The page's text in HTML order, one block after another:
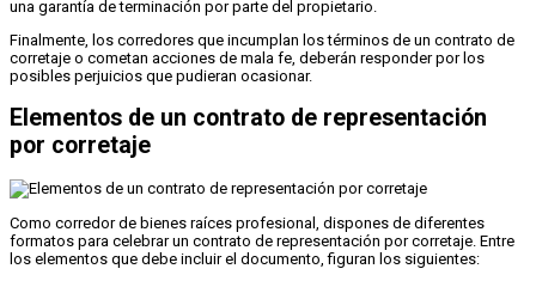
una garantía de terminación por parte del propietario.
Finalmente, los corredores que incumplan los términos de un contrato de
corretaje o cometan acciones de mala fe, deberán responder por los
posibles perjuicios que pudieran ocasionar.
Elementos de un contrato de representación
por corretaje
Como corredor de bienes raíces profesional, dispones de diferentes
formatos para celebrar un contrato de representación por corretaje. Entre
los elementos que debe incluir el documento, figuran los siguientes: